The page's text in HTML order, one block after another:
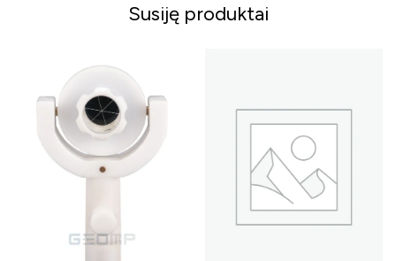
Susiję produktai